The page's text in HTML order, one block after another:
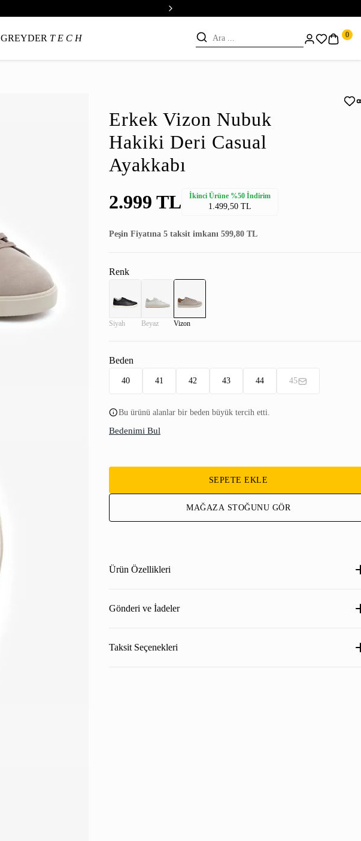
GREYDER T E C H 0
Erkek Vizon Nubuk
Hakiki Deri Casual
Ayakkabı
2.999 TL
İkinci Ürüne %50 İndirim
1.499,50 TL
Peşin Fiyatına 5 taksit imkanı 599,80 TL
Renk
Siyah Beyaz Vizon
Beden
40 41 42 43 44 45
Bu ürünü alanlar bir beden büyük tercih etti.
Bedenimi Bul
SEPETE EKLE
MAĞAZA STOĞUNU GÖR
Ürün Özellikleri
Gönderi ve İadeler
Taksit Seçenekleri